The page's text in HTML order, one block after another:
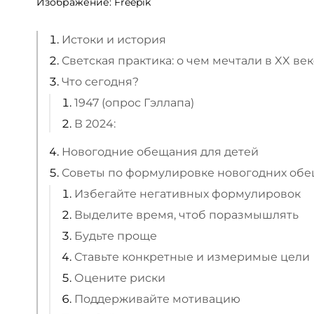
Истоки и история
Светская практика: о чем мечтали в XX
Что сегодня?
1947 (опрос Гэллапа)
В 2024:
Новогодние обещания для детей
Советы по формулировке новогодних
Избегайте негативных формулировок
Выделите время, чтоб поразмышлять
Будьте проще
Ставьте конкретные и измеримые цели
Оцените риски
Поддерживайте мотивацию